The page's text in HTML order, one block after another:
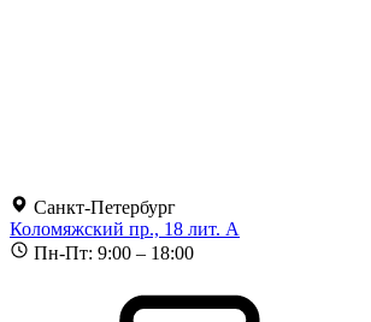
Санкт-Петербург
Коломяжский пр., 18 лит. А
Пн-Пт: 9:00 – 18:00